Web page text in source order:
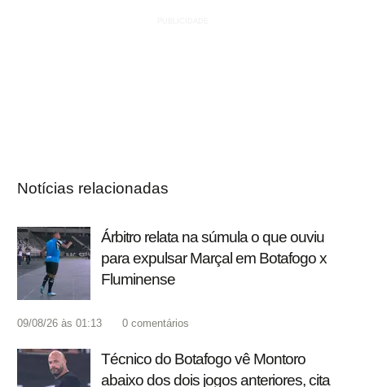
Notícias relacionadas
Árbitro relata na súmula o que ouviu
para expulsar Marçal em Botafogo x
Fluminense
09/08/26 às 01:13 0 comentários
Técnico do Botafogo vê Montoro
abaixo dos dois jogos anteriores, cita